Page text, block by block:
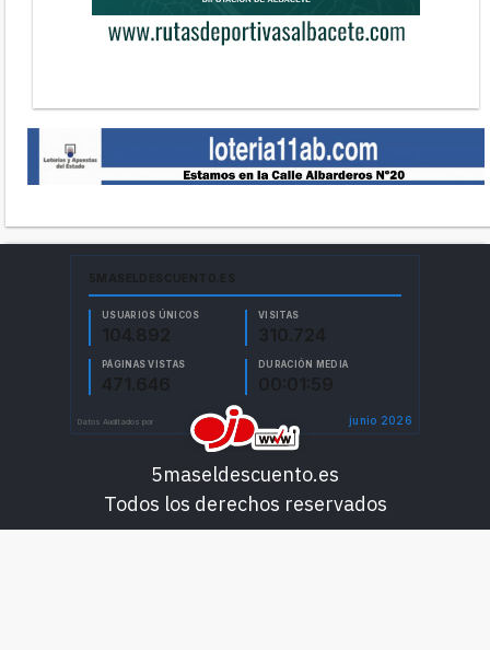
5maseldescuento.es
Todos los derechos reservados